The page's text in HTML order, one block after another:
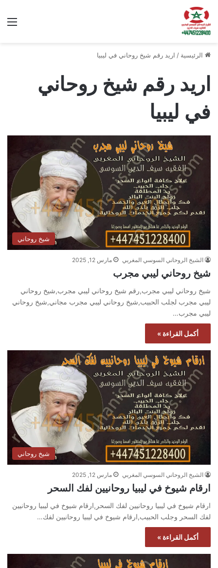
الرئيسية / اريد رقم شيخ روحاني في ليبيا
اريد رقم شيخ روحاني
في ليبيا
شيخ روحاني
الشيخ الروحاني السوسي المغربي مارس 12, 2025
شيخ روحاني ليبي مجرب
شيخ روحاني ليبي مجرب,رقم شيخ روحاني ليبي مجرب,شيخ روحاني
ليبي مجرب لجلب الحبيب,شيخ روحاني ليبي مجرب مجاني,شيخ روحاني
ليبي مجرب…
أكمل القراءة »
شيخ روحاني
الشيخ الروحاني السوسي المغربي مارس 12, 2025
ارقام شيوخ في ليبيا روحانيين لفك السحر
ارقام شيوخ في ليبيا روحانيين لفك السحر,ارقام شيوخ في ليبيا روحانيين
لفك السحر وجلب الحبيب,ارقام شيوخ في ليبيا روحانيين لفك…
أكمل القراءة »